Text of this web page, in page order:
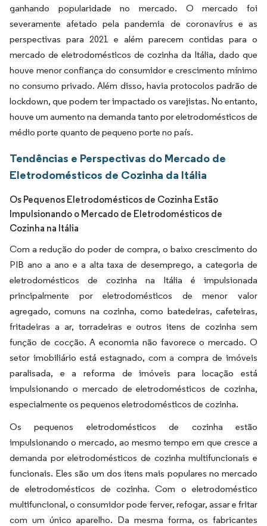
ganhando popularidade no mercado. O mercado foi
severamente afetado pela pandemia de coronavírus e as
perspectivas para 2021 e além parecem contidas para o
mercado de eletrodomésticos de cozinha da Itália, dado que
houve menor confiança do consumidor e crescimento mínimo
no consumo privado. Além disso, havia protocolos padrão de
lockdown, que podem ter impactado os varejistas. No entanto,
houve um aumento na demanda tanto por eletrodomésticos de
médio porte quanto de pequeno porte no país.
Tendências e Perspectivas do Mercado de
Eletrodomésticos de Cozinha da Itália
Os Pequenos Eletrodomésticos de Cozinha Estão
Impulsionando o Mercado de Eletrodomésticos de
Cozinha na Itália
Com a redução do poder de compra, o baixo crescimento do
PIB ano a ano e a alta taxa de desemprego, a categoria de
eletrodomésticos de cozinha na Itália é impulsionada
principalmente por eletrodomésticos de menor valor
agregado, comuns na cozinha, como batedeiras, cafeteiras,
fritadeiras a ar, torradeiras e outros itens de cozinha sem
função de cocção. A economia não favorece o mercado. O
setor imobiliário está estagnado, com a compra de imóveis
paralisada, e a reforma de imóveis para locação está
impulsionando o mercado de eletrodomésticos de cozinha,
especialmente os pequenos eletrodomésticos de cozinha.
Os pequenos eletrodomésticos de cozinha estão
impulsionando o mercado, ao mesmo tempo em que cresce a
demanda por eletrodomésticos de cozinha multifuncionais e
funcionais. Eles são um dos itens mais populares no mercado
de eletrodomésticos de cozinha. Com o eletrodoméstico
multifuncional, o consumidor pode ferver, refogar, assar e fritar
com um único aparelho. Da mesma forma, os fabricantes